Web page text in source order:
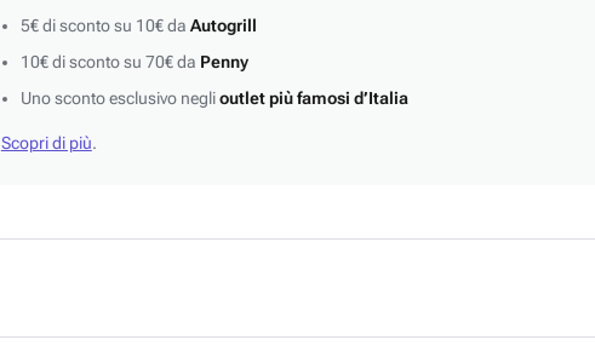
5€ di sconto su 10€ da Autogrill
10€ di sconto su 70€ da Penny
Uno sconto esclusivo neglioutlet più famosi d’Italia
Scopri di più.